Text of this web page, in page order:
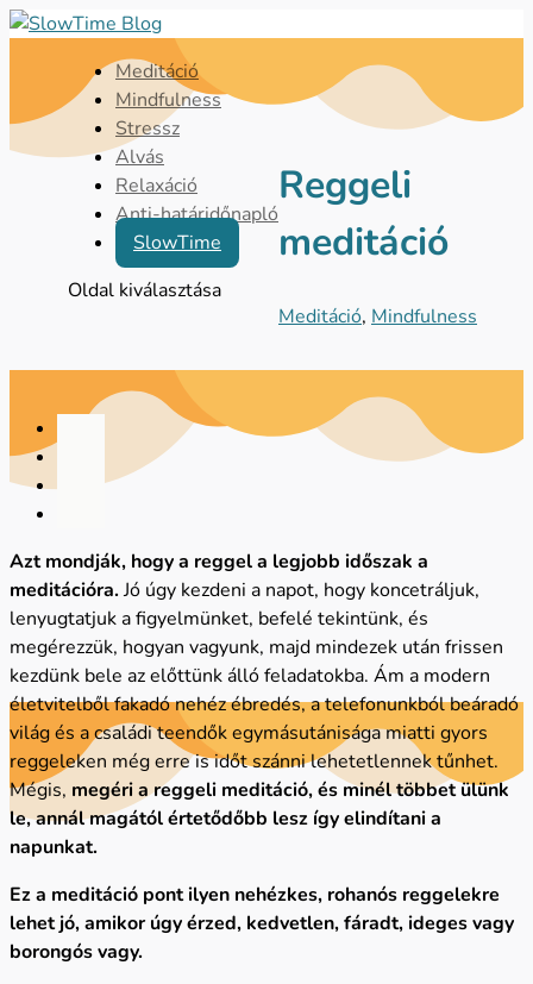
Meditáció
Mindfulness
Stressz
Alvás
Relaxáció
Anti-határidőnapló
SlowTime
Oldal kiválasztása
Reggeli
meditáció
Meditáció, Mindfulness
Azt mondják, hogy a reggel a legjobb időszak a
meditációra.Jó úgy kezdeni a napot, hogy koncetráljuk,
lenyugtatjuk a figyelmünket, befelé tekintünk, és
megérezzük, hogyan vagyunk, majd mindezek után frissen
kezdünk bele az előttünk álló feladatokba. Ám a modern
életvitelből fakadó nehéz ébredés, a telefonunkból beáradó
világ és a családi teendők egymásutánisága miatti gyors
reggeleken még erre is időt szánni lehetetlennek tűnhet.
Mégis, megéri a reggeli meditáció, és minél többet ülünk
le, annál magától értetődőbb lesz így elindítani a
napunkat.
Ez a meditáció pont ilyen nehézkes, rohanós reggelekre
lehet jó, amikor úgy érzed, kedvetlen, fáradt, ideges vagy
borongós vagy.